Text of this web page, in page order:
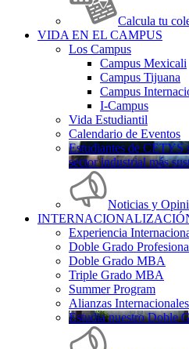
Calcula tu
VIDA EN EL CAMPUS
Los Campus
Campus Mexicali
Campus Tijuana
Campus
I-Campus
Vida Estudiantil
Calendario de Eventos
Estudiantes de CETYS
sector industrial más
Noticias y
Experiencia
Doble Grado
Doble Grado MBA
Triple Grado MBA
Summer Program
Alianzas Internacionales
Estudia nuestro Doble